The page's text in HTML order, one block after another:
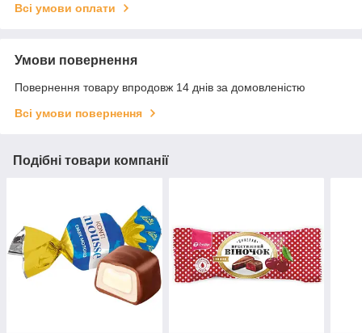
Всі умови оплати
Умови повернення
Повернення товару впродовж 14 днів за домовленістю
Всі умови повернення
Подібні товари компанії